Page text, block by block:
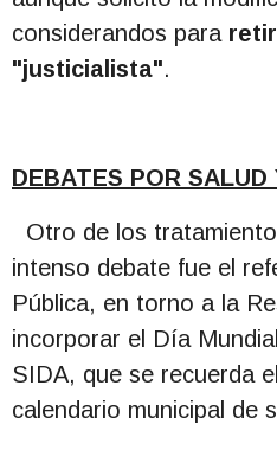
considerandos para
"justicialista".
DEBATES POR SALUD
Otro de los
intenso debate fue el
Pública, en torno a la
incorporar el Día
SIDA, que se recuerda
calendario municipal de